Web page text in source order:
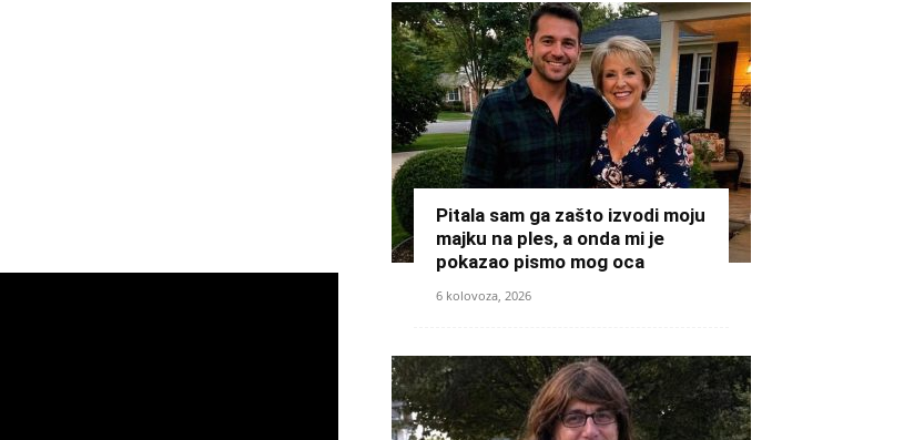
Pitala sam ga zašto izvodi moju
majku na ples, a onda mi je
pokazao pismo mog oca
6 kolovoza, 2026